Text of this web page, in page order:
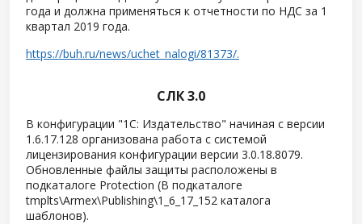
года и должна применяться к отчетности по НДС за 1
квартал 2019 года.
https://buh.ru/news/uchet_nalogi/81373/.
СЛК 3.0
В конфигурации "1С: Издательство" начиная с версии
1.6.17.128 организована работа с системой
лицензирования конфигурации версии 3.0.18.8079.
Обновленные файлы защиты расположены в
подкаталоге Protection (В подкаталоге
tmplts\Armex\Publishing\1_6_17_152 каталога
шаблонов).